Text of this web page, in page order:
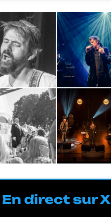
En direct sur X